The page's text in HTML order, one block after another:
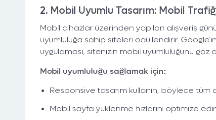
2. Mobil Uyumlu Tasarım: Mobil
Mobil cihazlar üzerinden yapılan alışveriş
uyumluluğa sahip siteleri ödüllendirir.
uygulaması, sitenizin mobil uyumluluğunu göz
Mobil uyumluluğu sağlamak için:
Responsive tasarım kullanın, böylece tüm
Mobil sayfa yüklenme hızlarını optimize